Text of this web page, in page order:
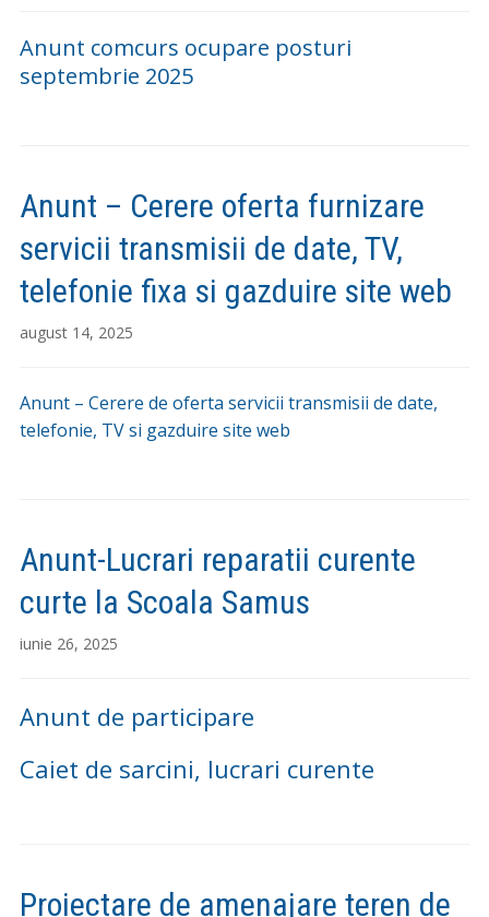
Anunt comcurs ocupare posturi
septembrie 2025
Anunt – Cerere oferta furnizare
servicii transmisii de date, TV,
telefonie fixa si gazduire site web
august 14, 2025
Anunt – Cerere de oferta servicii transmisii de date,
telefonie, TV si gazduire site web
Anunt-Lucrari reparatii curente
curte la Scoala Samus
iunie 26, 2025
Anunt de participare
Caiet de sarcini, lucrari curente
Proiectare de amenajare teren de